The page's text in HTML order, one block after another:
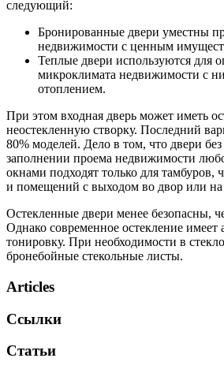
следующий:
Бронированные двери уместны
недвижимости с ценным
Теплые двери используются для
микроклимата недвижимости с
отоплением.
При этом входная дверь может иметь
неостекленную створку. Последний
80% моделей. Дело в том, что двери
заполнении проема недвижимости
окнами подходят только для тамбуров,
и помещений с выходом во двор или на
Остекленные двери менее безопасны,
Однако современное остекление имеет
тонировку. При необходимости в
бронебойные стекольные листы.
Articles
Ссылки
Статьи